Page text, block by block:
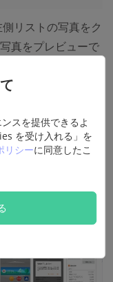
リストの写真をク
真をプレビューで
押して、パソコン
ダ単位でPCや
することにも対応
スを提供できるよ
を受け入れる」を
リシーに同意したこ